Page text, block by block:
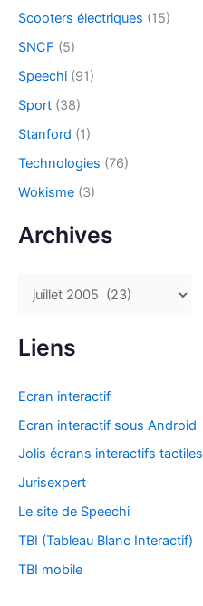
Scooters électriques (15)
SNCF (5)
Speechi (91)
Sport (38)
Stanford (1)
Technologies (76)
Wokisme (3)
Archives
c
i
v
e
Liens
Ecran interactif
Ecran interactif sous Android
Jolis écrans interactifs tactiles
Jurisexpert
Le site de Speechi
TBI (Tableau Blanc Interactif)
TBI mobile